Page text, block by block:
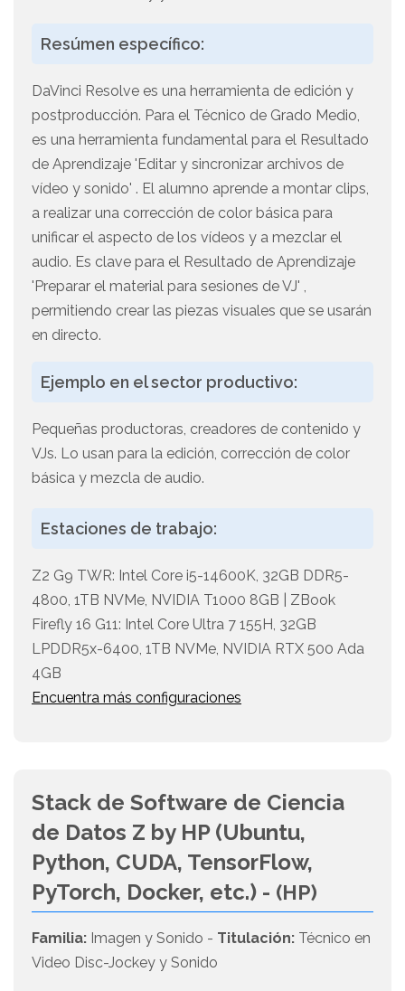
Resúmen específico:
DaVinci Resolve es una herramienta de edición y
postproducción. Para el Técnico de Grado Medio,
es una herramienta fundamental para el Resultado
de Aprendizaje 'Editar y sincronizar archivos de
vídeo y sonido' . El alumno aprende a montar clips,
a realizar una corrección de color básica para
unificar el aspecto de los vídeos y a mezclar el
audio. Es clave para el Resultado de Aprendizaje
'Preparar el material para sesiones de VJ' ,
permitiendo crear las piezas visuales que se usarán
en directo.
Ejemplo en el sector productivo:
Pequeñas productoras, creadores de contenido y
VJs. Lo usan para la edición, corrección de color
básica y mezcla de audio.
Estaciones de trabajo:
Z2 G9 TWR: Intel Core i5-14600K, 32GB DDR5-
4800, 1TB NVMe, NVIDIA T1000 8GB | ZBook
Firefly 16 G11: Intel Core Ultra 7 155H, 32GB
LPDDR5x-6400, 1TB NVMe, NVIDIA RTX 500 Ada
4GB
Encuentra más configuraciones
Stack de Software de Ciencia
de Datos Z by HP (Ubuntu,
Python, CUDA, TensorFlow,
PyTorch, Docker, etc.) - (HP)
Familia: Imagen y Sonido - Titulación: Técnico en
Video Disc-Jockey y Sonido